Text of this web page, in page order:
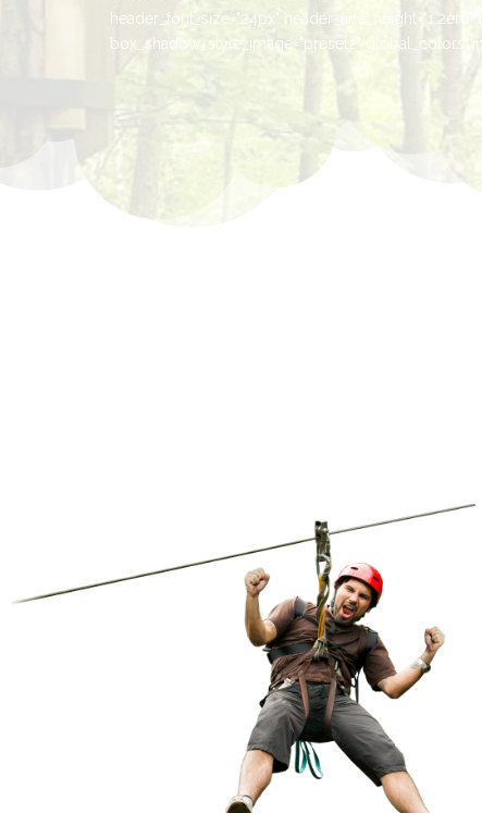
header_font_size="24px"
box_shadow_style_image="preset2"